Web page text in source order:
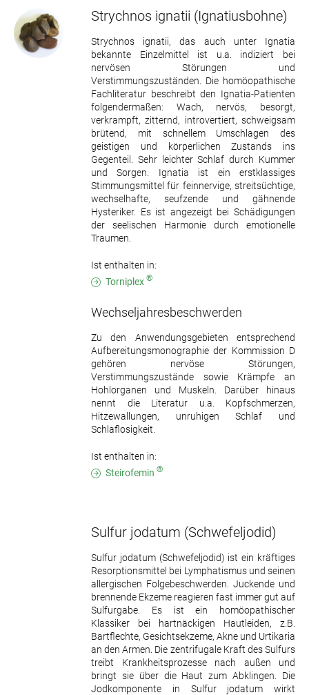
Strychnos ignatii (Ignatiusbohne)
Strychnos ignatii, das auch unter Ignatia
bekannte Einzelmittel ist u.a. indiziert bei
nervösen Störungen und
Verstimmungszuständen. Die homöopathische
Fachliteratur beschreibt den Ignatia-Patienten
folgendermaßen: Wach, nervös, besorgt,
verkrampft, zitternd, introvertiert, schweigsam
brütend, mit schnellem Umschlagen des
geistigen und körperlichen Zustands ins
Gegenteil. Sehr leichter Schlaf durch Kummer
und Sorgen. Ignatia ist ein erstklassiges
Stimmungsmittel für feinnervige, streitsüchtige,
wechselhafte, seufzende und gähnende
Hysteriker. Es ist angezeigt bei Schädigungen
der seelischen Harmonie durch emotionelle
Traumen.
Ist enthalten in:
Torniplex ®
Wechseljahresbeschwerden
Zu den Anwendungsgebieten entsprechend
Aufbereitungsmonographie der Kommission D
gehören nervöse Störungen,
Verstimmungszustände sowie Krämpfe an
Hohlorganen und Muskeln. Darüber hinaus
nennt die Literatur u.a. Kopfschmerzen,
Hitzewallungen, unruhigen Schlaf und
Schlaflosigkeit.
Ist enthalten in:
Steirofemin ®
Sulfur jodatum (Schwefeljodid)
Sulfur jodatum (Schwefeljodid) ist ein kräftiges
Resorptionsmittel bei Lymphatismus und seinen
allergischen Folgebeschwerden. Juckende und
brennende Ekzeme reagieren fast immer gut auf
Sulfurgabe. Es ist ein homöopathischer
Klassiker bei hartnäckigen Hautleiden, z.B.
Bartflechte, Gesichtsekzeme, Akne und Urtikaria
an den Armen. Die zentrifugale Kraft des Sulfurs
treibt Krankheitsprozesse nach außen und
bringt sie über die Haut zum Abklingen. Die
Jodkomponente in Sulfur jodatum wirkt